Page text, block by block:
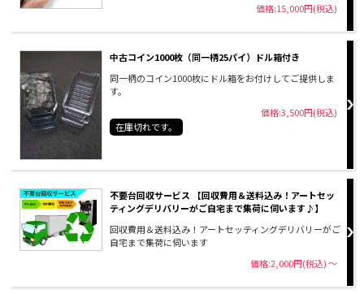
価格:15,000円(税込)
中古コイン1000枚（同一柄25パイ）ドル箱付き
同一柄のコイン1000枚にドル箱をお付けしてご提供しま
す。
価格:3,500円(税込)
在庫切れです。
不要台回収サービス 【回収費用＆送料込み！アートセッ
ティングデリバリーがご自宅まで集荷に伺います♪】
回収費用＆送料込み！アートセッティングデリバリーがご
自宅まで集荷に伺います
価格:2,000円(税込)～